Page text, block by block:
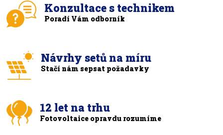
Konzultace s technikem
Poradí Vám odborník
Návrhy setů na míru
Stačí nám sepsat požadavky
12 let na trhu
Fotovoltaice opravdu rozumíme